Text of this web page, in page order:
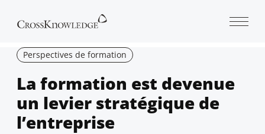
Perspectives de formation
La formation est devenue
un levier stratégique de
l’entreprise